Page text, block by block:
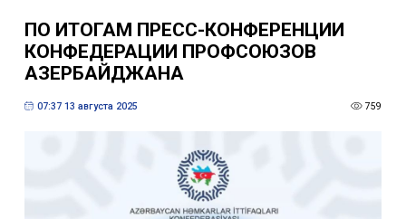
ПО ИТОГАМ ПРЕСС-КОНФЕРЕНЦИИ
КОНФЕДЕРАЦИИ ПРОФСОЮЗОВ
АЗЕРБАЙДЖАНА
07:37 13 августа 2025 759